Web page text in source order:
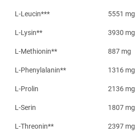
L-Leucin*** 5551 mg
L-Lysin** 3930 mg
L-Methionin** 887 mg
L-Phenylalanin** 1316 mg
L-Prolin 2136 mg
L-Serin 1807 mg
L-Threonin** 2397 mg